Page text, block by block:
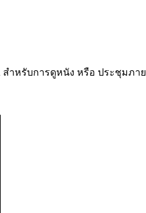
สำหรับการดูหนัง หรือ ประชุมภาย